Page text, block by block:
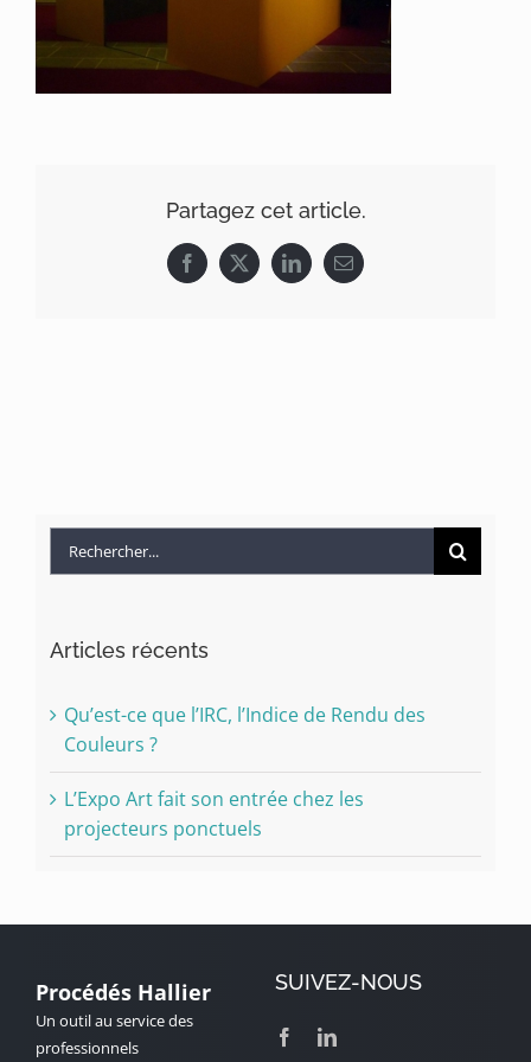
Partagez cet article.
Facebook
X LinkedInEmail
Rechercher:
Articles récents
Qu’est-ce que l’IRC, l’Indice de Rendu des
Couleurs ?
L’Expo Art fait son entrée chez les
projecteurs ponctuels
Procédés Hallier
Un outil au service des
professionnels
SUIVEZ-NOUS